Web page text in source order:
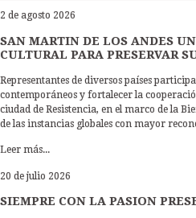
2 de agosto 2026
SAN MARTIN DE LOS ANDES
CULTURAL PARA PRESERVAR
Representantes de diversos países
contemporáneos y fortalecer la
ciudad de Resistencia, en el marco de la
de las instancias globales con mayor
Leer más...
20 de julio 2026
SIEMPRE CON LA PASION